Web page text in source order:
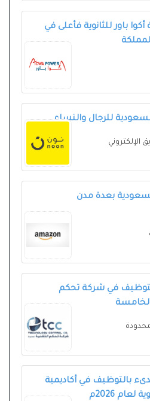
باور للثانوية فأعلى في
للرجال والنساء
الإلكتروني
بعدة مدن
في شركة تحكم
بالتوظيف في أكاديمية
2026م